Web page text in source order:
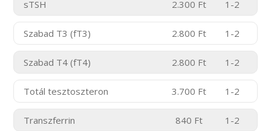
sTSH 2.300 Ft 1-2
Szabad T3 (fT3) 2.800 Ft 1-2
Szabad T4 (fT4) 2.800 Ft 1-2
Totál tesztoszteron 3.700 Ft 1-2
Transzferrin 840 Ft 1-2